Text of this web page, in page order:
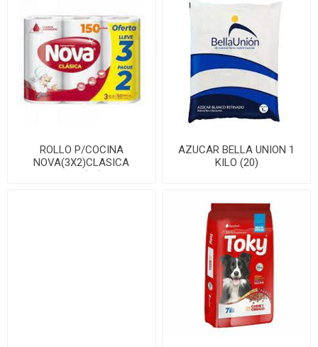
ROLLO P/COCINA
NOVA(3X2)CLASICA
100P(10)
AZUCAR BELLA UNION 1
KILO (20)